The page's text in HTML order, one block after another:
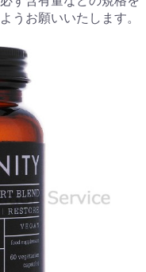
うお願いいたします。